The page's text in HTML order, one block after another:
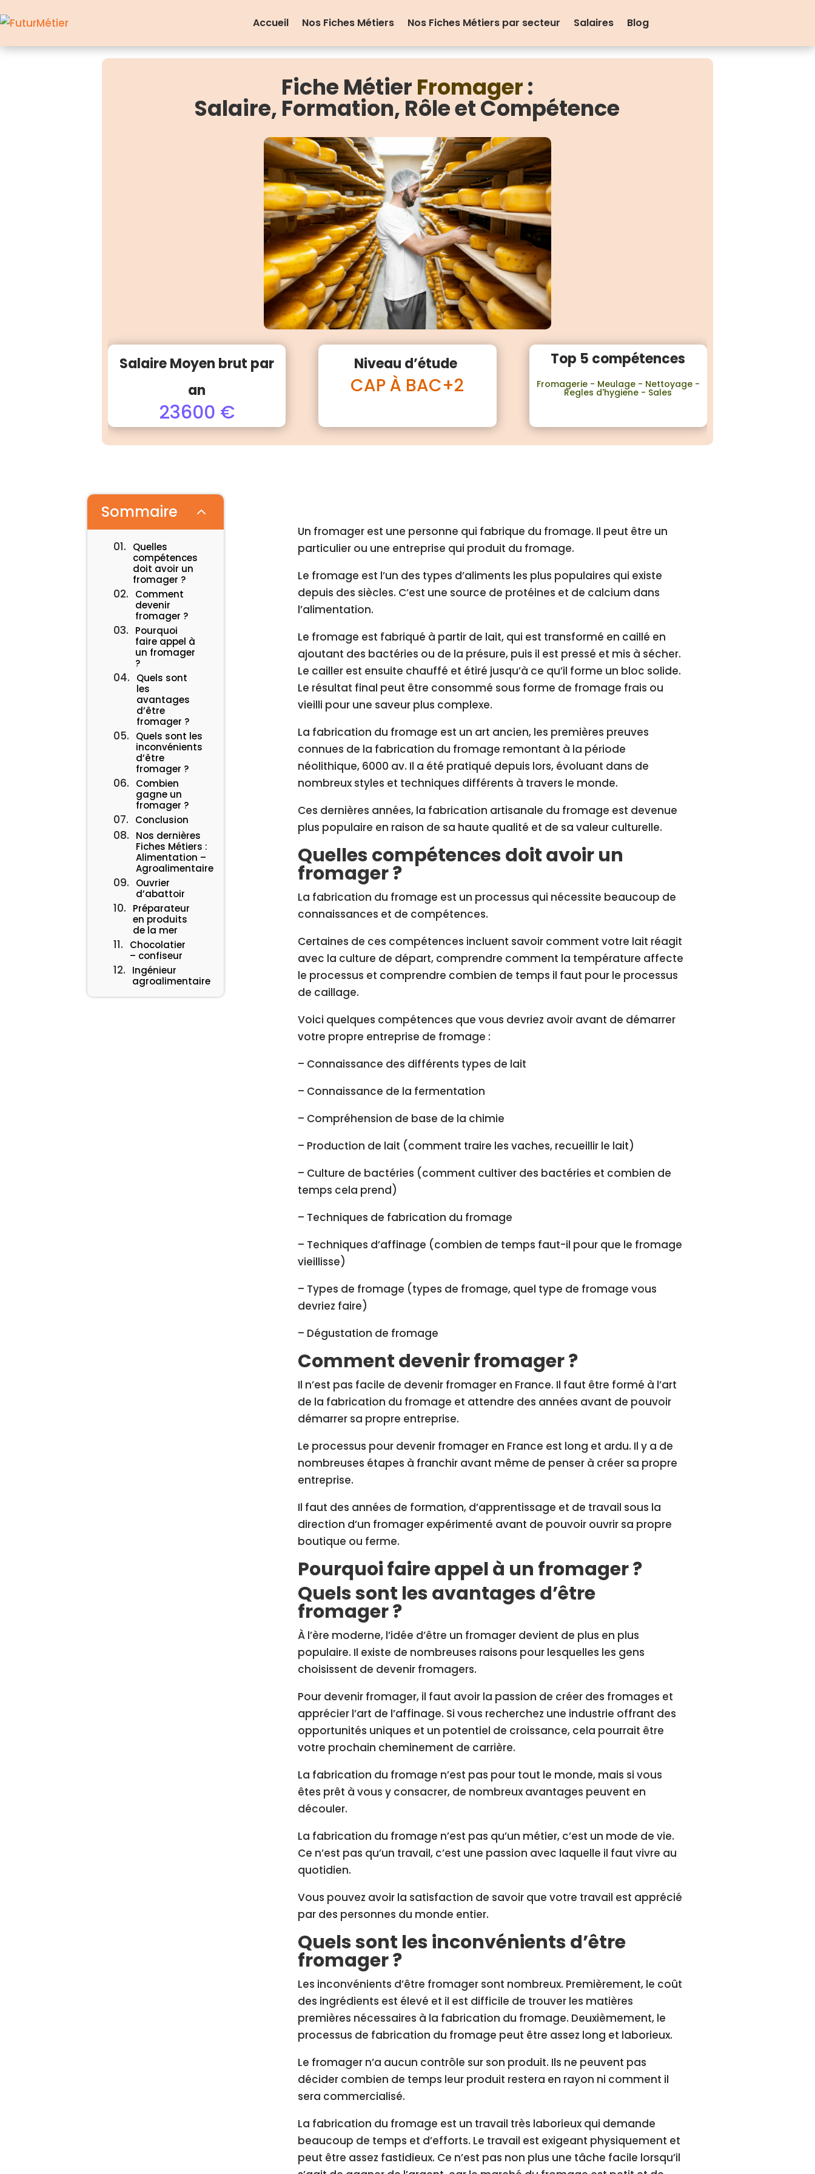
Accueil Nos Fiches Métiers Nos Fiches Métiers par secteur Salaires Blog
Fiche Métier Fromager:
Salaire, Formation, Rôle et Compétence
Salaire Moyen brut par
an
23600 €
Niveau d’étude
CAP À BAC+2
Top 5 compétences
Fromagerie - Meulage - Nettoyage -
Regles d'hygiene - Sales
Sommaire 2
Quelles
compétences
doit avoir un
fromager ?
Comment
devenir
fromager ?
Pourquoi
faire appel à
un fromager
?
Quels sont
les
avantages
d’être
fromager ?
Quels sont les
inconvénients
d’être
fromager ?
Combien
gagne un
fromager ?
Conclusion
Nos dernières
Fiches Métiers :
Alimentation –
Agroalimentaire
Ouvrier
d’abattoir
Préparateur
en produits
de la mer
Chocolatier
– confiseur
Ingénieur
agroalimentaire
Un fromager est une personne qui fabrique du fromage. Il peut être un
particulier ou une entreprise qui produit du fromage.
Le fromage est l’un des types d’aliments les plus populaires qui existe
depuis des siècles. C’est une source de protéines et de calcium dans
l’alimentation.
Le fromage est fabriqué à partir de lait, qui est transformé en caillé en
ajoutant des bactéries ou de la présure, puis il est pressé et mis à sécher.
Le cailler est ensuite chauffé et étiré jusqu’à ce qu’il forme un bloc solide.
Le résultat final peut être consommé sous forme de fromage frais ou
vieilli pour une saveur plus complexe.
La fabrication du fromage est un art ancien, les premières preuves
connues de la fabrication du fromage remontant à la période
néolithique, 6000 av. Il a été pratiqué depuis lors, évoluant dans de
nombreux styles et techniques différents à travers le monde.
Ces dernières années, la fabrication artisanale du fromage est devenue
plus populaire en raison de sa haute qualité et de sa valeur culturelle.
Quelles compétences doit avoir un
fromager ?
La fabrication du fromage est un processus qui nécessite beaucoup de
connaissances et de compétences.
Certaines de ces compétences incluent savoir comment votre lait réagit
avec la culture de départ, comprendre comment la température affecte
le processus et comprendre combien de temps il faut pour le processus
de caillage.
Voici quelques compétences que vous devriez avoir avant de démarrer
votre propre entreprise de fromage :
– Connaissance des différents types de lait
– Connaissance de la fermentation
– Compréhension de base de la chimie
– Production de lait (comment traire les vaches, recueillir le lait)
– Culture de bactéries (comment cultiver des bactéries et combien de
temps cela prend)
– Techniques de fabrication du fromage
– Techniques d’affinage (combien de temps faut-il pour que le fromage
vieillisse)
– Types de fromage (types de fromage, quel type de fromage vous
devriez faire)
– Dégustation de fromage
Comment devenir fromager ?
Il n’est pas facile de devenir fromager en France. Il faut être formé à l’art
de la fabrication du fromage et attendre des années avant de pouvoir
démarrer sa propre entreprise.
Le processus pour devenir fromager en France est long et ardu. Il y a de
nombreuses étapes à franchir avant même de penser à créer sa propre
entreprise.
Il faut des années de formation, d’apprentissage et de travail sous la
direction d’un fromager expérimenté avant de pouvoir ouvrir sa propre
boutique ou ferme.
Pourquoi faire appel à un fromager ?
Quels sont les avantages d’être
fromager ?
À l’ère moderne, l’idée d’être un fromager devient de plus en plus
populaire. Il existe de nombreuses raisons pour lesquelles les gens
choisissent de devenir fromagers.
Pour devenir fromager, il faut avoir la passion de créer des fromages et
apprécier l’art de l’affinage. Si vous recherchez une industrie offrant des
opportunités uniques et un potentiel de croissance, cela pourrait être
votre prochain cheminement de carrière.
La fabrication du fromage n’est pas pour tout le monde, mais si vous
êtes prêt à vous y consacrer, de nombreux avantages peuvent en
découler.
La fabrication du fromage n’est pas qu’un métier, c’est un mode de vie.
Ce n’est pas qu’un travail, c’est une passion avec laquelle il faut vivre au
quotidien.
Vous pouvez avoir la satisfaction de savoir que votre travail est apprécié
par des personnes du monde entier.
Quels sont les inconvénients d’être
fromager ?
Les inconvénients d’être fromager sont nombreux. Premièrement, le coût
des ingrédients est élevé et il est difficile de trouver les matières
premières nécessaires à la fabrication du fromage. Deuxièmement, le
processus de fabrication du fromage peut être assez long et laborieux.
Le fromager n’a aucun contrôle sur son produit. Ils ne peuvent pas
décider combien de temps leur produit restera en rayon ni comment il
sera commercialisé.
La fabrication du fromage est un travail très laborieux qui demande
beaucoup de temps et d’efforts. Le travail est exigeant physiquement et
peut être assez fastidieux. Ce n’est pas non plus une tâche facile lorsqu’il